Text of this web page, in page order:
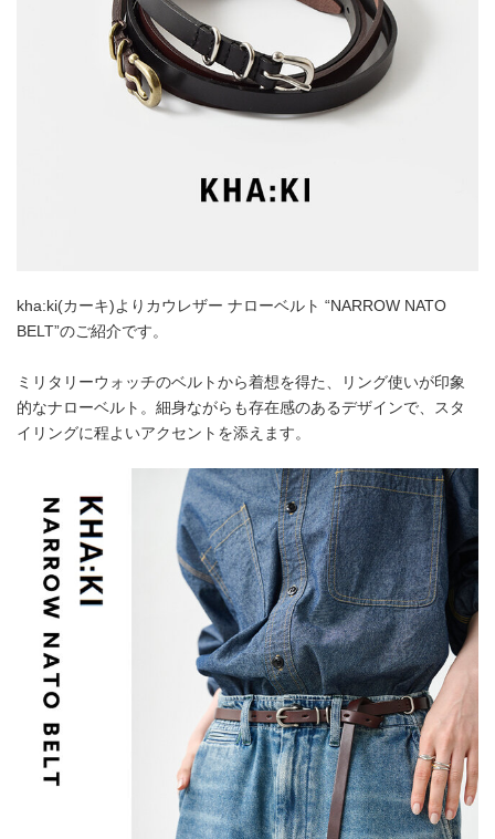
kha:ki(カーキ)よりカウレザー ナローベルト “NARROW NATO
BELT”のご紹介です。
ミリタリーウォッチのベルトから着想を得た、リング使いが印象
的なナローベルト。細身ながらも存在感のあるデザインで、スタ
イリングに程よいアクセントを添えます。